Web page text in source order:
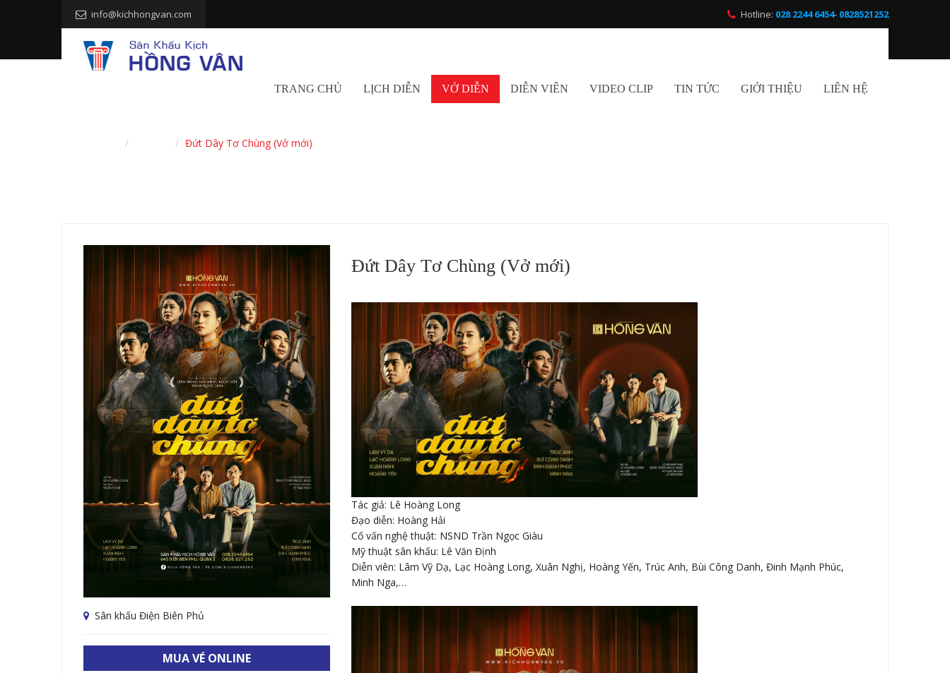
info@kichhongvan.com Hotline: 028 2244 6454- 0828521252
TRANG CHỦ LỊCH DIỄN VỞ DIỄN DIỄN VIÊN VIDEO CLIP TIN TỨC GIỚI THIỆU LIÊN HỆ
Đứt Dây Tơ Chùng (Vở mới)
Sân khấu Điện Biên Phủ
MUA VÉ ONLINE
Đứt Dây Tơ Chùng (Vở mới)
Tác giả: Lê Hoàng Long
Đạo diễn: Hoàng Hải
Cố vấn nghệ thuật: NSND Trần Ngọc Giàu
Mỹ thuật sân khấu: Lê Văn Định
Diễn viên: Lâm Vỹ Dạ, Lạc Hoàng Long, Xuân Nghị, Hoàng Yến, Trúc Anh, Bùi Công Danh, Đinh Mạnh Phúc,
Minh Nga,…